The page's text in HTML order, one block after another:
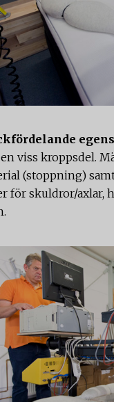
viss kroppsdel.
(stoppning)
för skuldror/axlar,